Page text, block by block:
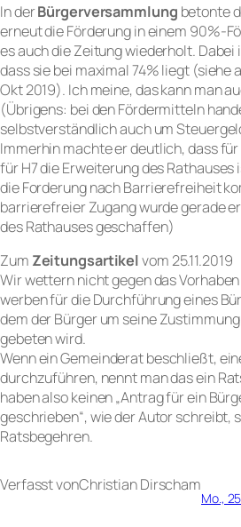
In derBürgerversammlung betonte
erneut die Förderung in einem 90%-
es auch die Zeitung wiederholt. Dabei
dass sie bei maximal 74% liegt
Okt 2019). Ich meine, das kann man
(Übrigens: bei den Fördermitteln
selbstverständlich auch um
Immerhin machte er deutlich, dass
für H7 die Erweiterung des Rathauses
die Forderung nach Barrierefreiheit
barrierefreier Zugang wurde gerade
des Rathauses geschaffen)
Zum Zeitungsartikelvom 25.11.2019
Wir wettern nicht gegen das
werben für die Durchführung eines
dem der Bürger um seine
gebeten wird.
Wenn ein Gemeinderat beschließt,
durchzuführen, nennt man das ein
haben also keinen „Antrag für ein
geschrieben“, wie der Autor schreibt,
Ratsbegehren.
Verfasst vonChristian Dirscham
Mo.,